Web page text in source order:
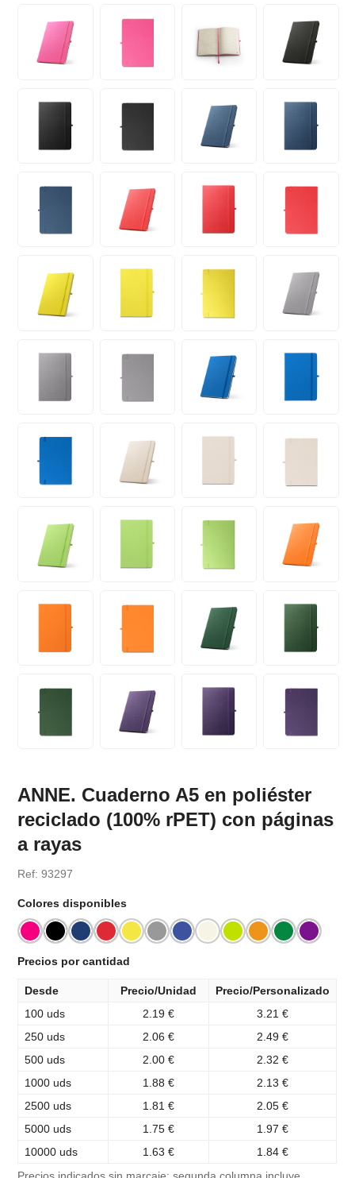
ANNE. Cuaderno A5 en poliéster
reciclado (100% rPET) con páginas
a rayas
Ref: 93297
Colores disponibles
Precios por cantidad
Desde Precio/Unidad
Precio/Personalizado
100 uds
2.19 €
3.21 €
250 uds
2.06 €
2.49 €
500 uds
2.00 €
2.32 €
1000 uds
1.88 €
2.13 €
2500 uds
1.81 €
2.05 €
5000 uds
1.75 €
1.97 €
10000 uds
1.63 € 1.84 €